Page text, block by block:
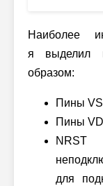
Наиболее
я выделил
образом:
Пины
Пины
для